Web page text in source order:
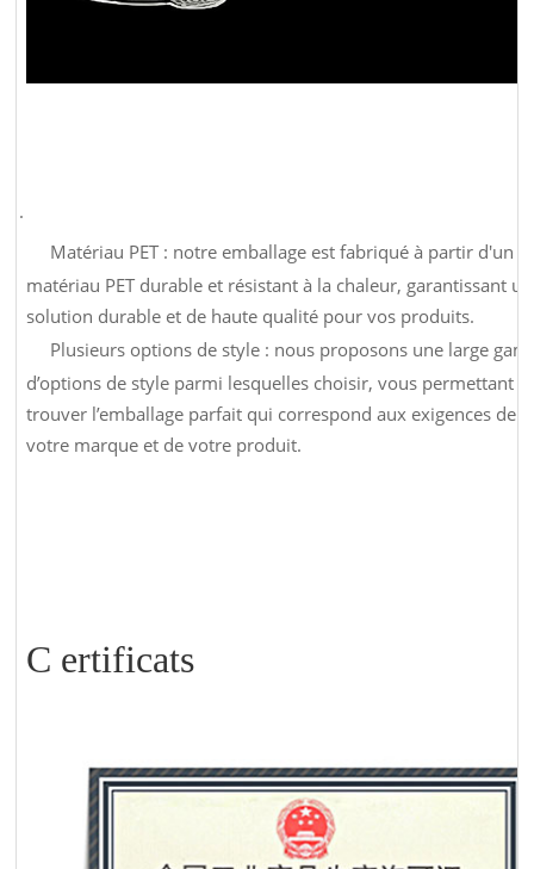
·
Matériau PET : notre emballage est fabriqué à partir d'un
matériau PET durable et résistant à la chaleur, garantissant
solution durable et de haute qualité pour vos produits.
Plusieurs options de style : nous proposons une large
d’options de style parmi lesquelles choisir, vous permettant
trouver l’emballage parfait qui correspond aux exigences de
votre marque et de votre produit.
C ertificats